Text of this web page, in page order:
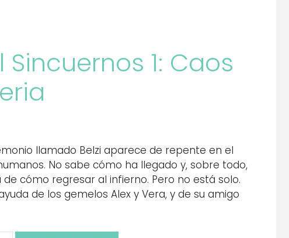
Sincuernos 1: Caos
llamado Belzi aparece de repente en el
No sabe cómo ha llegado y, sobre todo,
de cómo regresar al infierno. Pero no está solo.
de los gemelos Alex y Vera, y de su amigo